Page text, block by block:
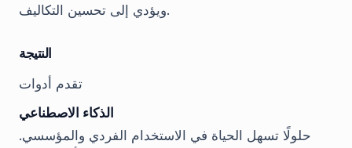
ويؤدي إلى تحسين التكاليف.
النتيجة
تقدم أدوات
الذكاء الاصطناعي
حلولًا تسهل الحياة في الاستخدام الفردي والمؤسسي.